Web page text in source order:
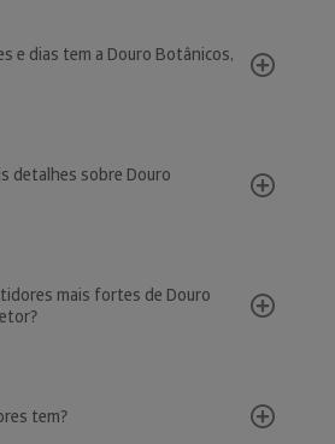
e dias tem a Douro Botânicos,
detalhes sobre Douro
mais fortes de Douro
tem?